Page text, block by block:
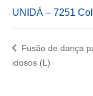
UNIDÁ – 7251
Fusão de dança
idosos (L)